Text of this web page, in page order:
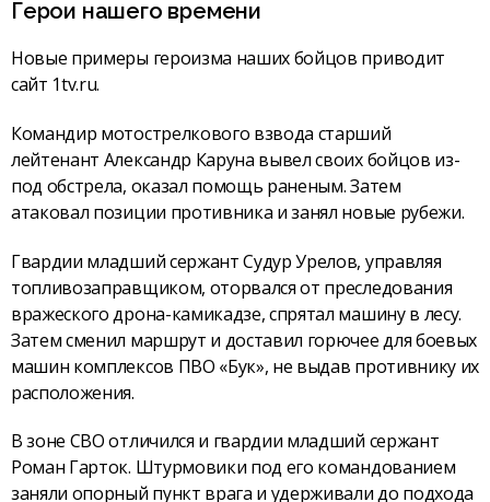
Герои нашего времени
Новые примеры героизма наших бойцов приводит
сайт 1tv.ru.
Командир мотострелкового взвода старший
лейтенант Александр Каруна вывел своих бойцов из-
под обстрела, оказал помощь раненым. Затем
атаковал позиции противника и занял новые рубежи.
Гвардии младший сержант Судур Урелов, управляя
топливозаправщиком, оторвался от преследования
вражеского дрона-камикадзе, спрятал машину в лесу.
Затем сменил маршрут и доставил горючее для боевых
машин комплексов ПВО «Бук», не выдав противнику их
расположения.
В зоне СВО отличился и гвардии младший сержант
Роман Гарток. Штурмовики под его командованием
заняли опорный пункт врага и удерживали до подхода